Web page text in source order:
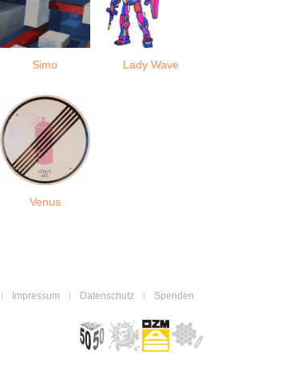
Simo Lady Wave
Venus
Impressum Datenschutz Spenden